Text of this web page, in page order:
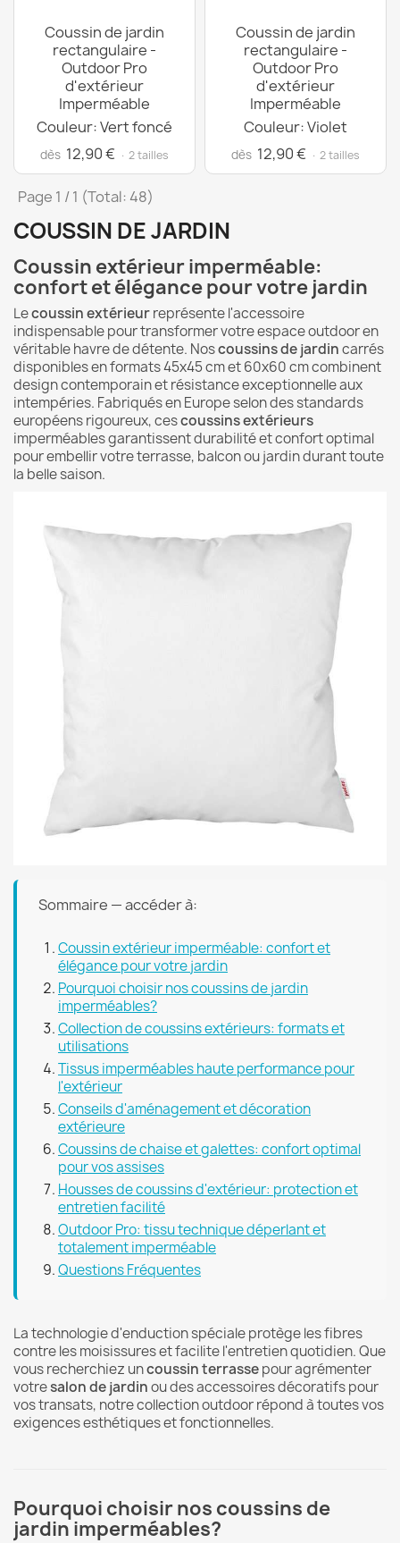
Coussin de jardin
rectangulaire -
Outdoor Pro
d'extérieur
Imperméable
Couleur: Vert foncé
dès 12,90 € · 2 tailles
Coussin de jardin
rectangulaire -
Outdoor Pro
d'extérieur
Imperméable
Couleur: Violet
dès 12,90 € · 2 tailles
Page 1 / 1 (Total: 48)
COUSSIN DE JARDIN
Coussin extérieur imperméable:
confort et élégance pour votre jardin
Lecoussin extérieurreprésente l'accessoire
indispensable pour transformer votre espace outdoor en
véritable havre de détente. Noscoussins de jardincarrés
disponibles en formats 45x45 cm et 60x60 cm combinent
design contemporain et résistance exceptionnelle aux
intempéries. Fabriqués en Europe selon des standards
européens rigoureux, cescoussins extérieurs
imperméables garantissent durabilité et confort optimal
pour embellir votre terrasse, balcon ou jardin durant toute
la belle saison.
Sommaire — accéder à:
Coussin extérieur imperméable: confort et
élégance pour votre jardin
Pourquoi choisir nos coussins de jardin
imperméables?
Collection de coussins extérieurs: formats et
utilisations
Tissus imperméables haute performance pour
l'extérieur
Conseils d'aménagement et décoration
extérieure
Coussins de chaise et galettes: confort optimal
pour vos assises
Housses de coussins d'extérieur: protection et
entretien facilité
Outdoor Pro: tissu technique déperlant et
totalement imperméable
Questions Fréquentes
La technologie d'enduction spéciale protège les fibres
contre les moisissures et facilite l'entretien quotidien. Que
vous recherchiez uncoussin terrassepour agrémenter
votresalon de jardinou des accessoires décoratifs pour
vos transats, notre collection outdoor répond à toutes vos
exigences esthétiques et fonctionnelles.
Pourquoi choisir nos coussins de
jardin imperméables?